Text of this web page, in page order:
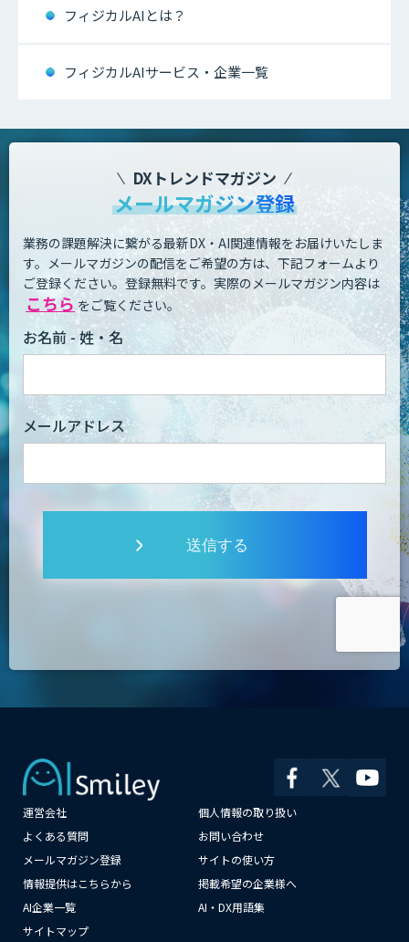
フィジカルAIとは？
フィジカルAIサービス・企業一覧
DXトレンドマガジン
メールマガジン登録
業務の課題解決に繋がる最新DX・AI関連情報をお届けいたしま
す。 メールマガジンの配信をご希望の方は、下記フォームより
ご登録ください。登録無料です。 実際のメールマガジン内容は
こちら をご覧ください。
お名前 - 姓・名
メールアドレス
送信する
運営会社
個人情報の取り扱い
よくある質問
お問い合わせ
メールマガジン登録
サイトの使い方
情報提供はこちらから
掲載希望の企業様へ
AI企業一覧
AI・DX用語集
サイトマップ